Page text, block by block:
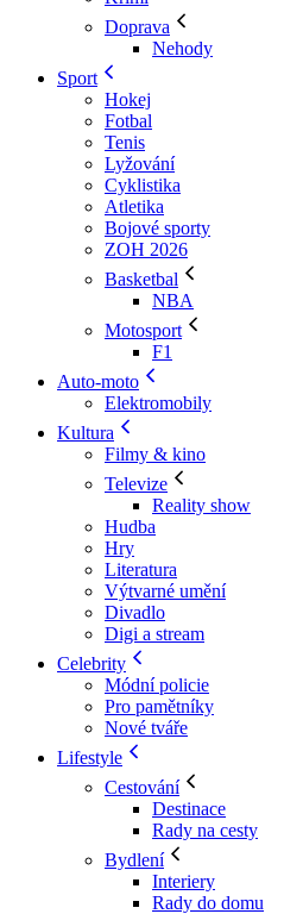
Doprava
Nehody
Sport
Hokej
Fotbal
Tenis
Lyžování
Cyklistika
Atletika
Bojové sporty
ZOH 2026
Basketbal
NBA
Motosport
F1
Auto-moto
Elektromobily
Kultura
Filmy & kino
Televize
Reality show
Hudba
Hry
Literatura
Výtvarné umění
Divadlo
Digi a stream
Celebrity
Módní policie
Pro pamětníky
Nové tváře
Lifestyle
Cestování
Destinace
Rady na cesty
Bydlení
Interiery
Rady do domu